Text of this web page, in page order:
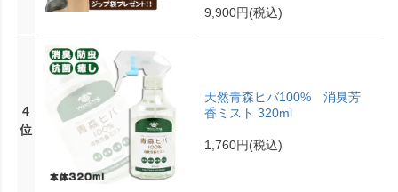
9,900円(税込)
4
位
天然青森ヒバ100% 消臭芳
香ミスト 320ml
1,760円(税込)